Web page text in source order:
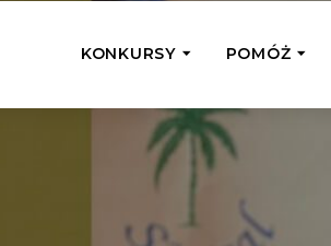
KONKURSY
Wyjedź z Nami
Odwiedź jedno z miejsc, w
POMÓŻ